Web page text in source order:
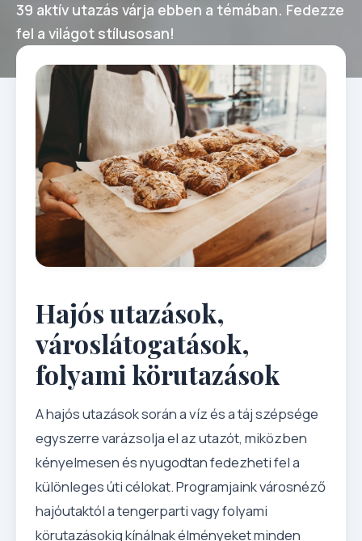
39 aktív utazás várja ebben a témában. Fedezze
fel a világot stílusosan!
Hajós utazások,
városlátogatások,
folyami körutazások
A hajós utazások során a víz és a táj szépsége
egyszerre varázsolja el az utazót, miközben
kényelmesen és nyugodtan fedezheti fel a
különleges úti célokat. Programjaink városnéző
hajóutaktól a tengerparti vagy folyami
körutazásokig kínálnak élményeket minden